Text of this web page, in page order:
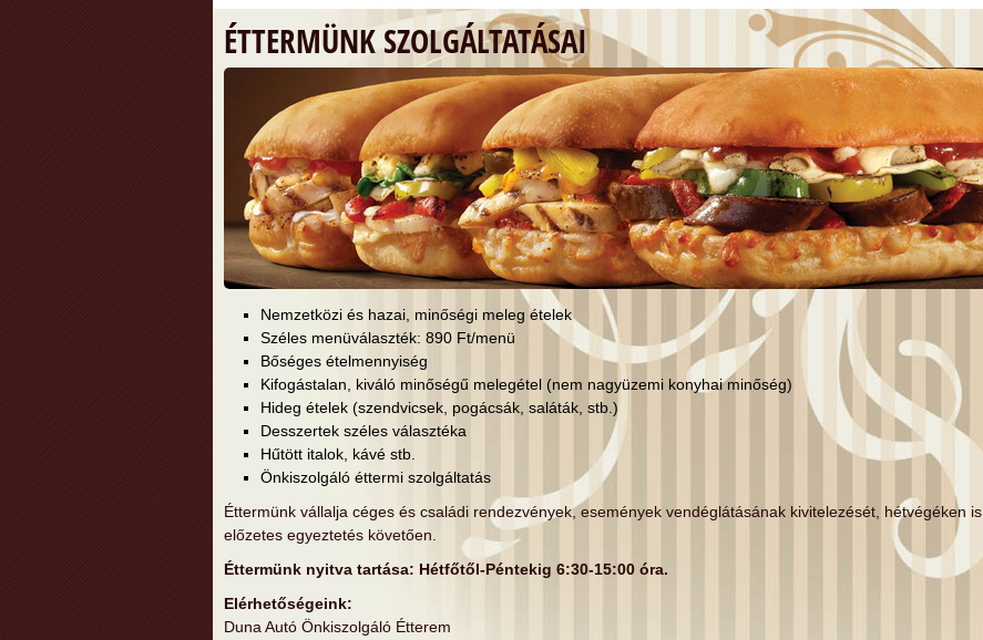
ÉTTERMÜNK SZOLGÁLTATÁSAI
Nemzetközi és hazai, minőségi meleg ételek
Széles menüválaszték: 890 Ft/menü
Bőséges ételmennyiség
Kifogástalan, kiváló minőségű melegétel (nem nagyüzemi konyhai minőség)
Hideg ételek (szendvicsek, pogácsák, saláták, stb.)
Desszertek széles választéka
Hűtött italok, kávé stb.
Önkiszolgáló éttermi szolgáltatás
Éttermünk vállalja céges és családi rendezvények, események vendéglátásának kivitelezését, hétvégéken is,
előzetes egyeztetés követően.
Éttermünk nyitva tartása: Hétfőtől-Péntekig 6:30-15:00 óra.
Elérhetőségeink:
Duna Autó Önkiszolgáló Étterem